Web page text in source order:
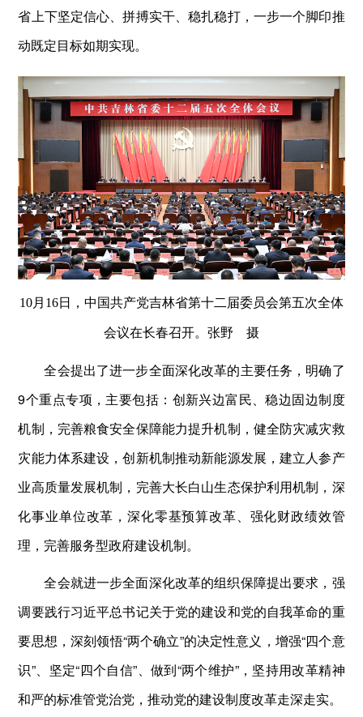
省上下坚定信心、拼搏实干、稳扎稳打，一步一个脚印推
动既定目标如期实现。
10月16日，中国共产党吉林省第十二届委员会第五次全体
会议在长春召开。张野 摄
全会提出了进一步全面深化改革的主要任务，明确了
9个重点专项，主要包括：创新兴边富民、稳边固边制度
机制，完善粮食安全保障能力提升机制，健全防灾减灾救
灾能力体系建设，创新机制推动新能源发展，建立人参产
业高质量发展机制，完善大长白山生态保护利用机制，深
化事业单位改革，深化零基预算改革、强化财政绩效管
理，完善服务型政府建设机制。
全会就进一步全面深化改革的组织保障提出要求，强
调要践行习近平总书记关于党的建设和党的自我革命的重
要思想，深刻领悟“两个确立”的决定性意义，增强“四个意
识”、坚定“四个自信”、做到“两个维护”，坚持用改革精神
和严的标准管党治党，推动党的建设制度改革走深走实。